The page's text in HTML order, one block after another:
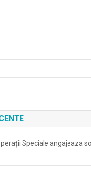
Speciale angajeaza